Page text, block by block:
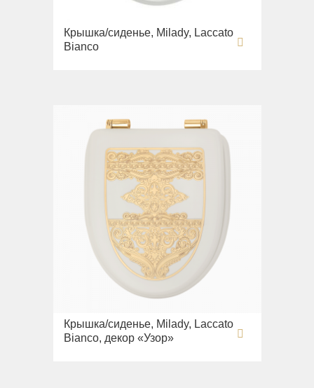
Крышка/сиденье, Milady, Laccato
Bianco
Крышка/сиденье, Milady, Laccato
Bianco, декор «Узор»